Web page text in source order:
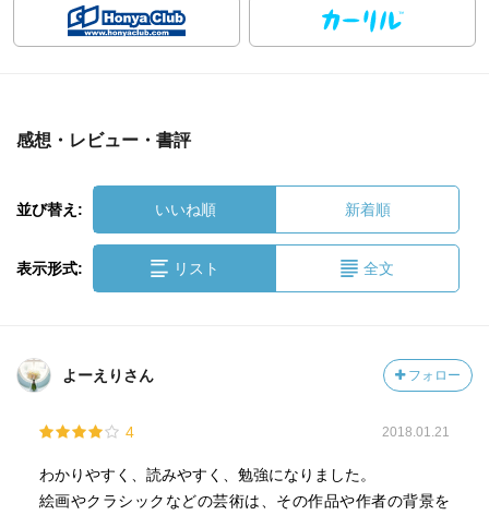
感想・レビュー・書評
並び替え: いいね順 新着順
表示形式: リスト 全文
よーえりさん フォロー
4 2018.01.21
わかりやすく、読みやすく、勉強になりました。
絵画やクラシックなどの芸術は、その作品や作者の背景を